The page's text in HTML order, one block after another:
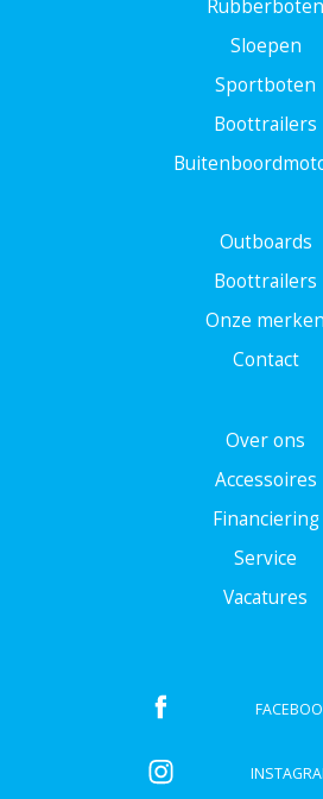
Rubberboten
Sloepen
Sportboten
Boottrailers
Outboards
Boottrailers
Onze merken
Contact
Over ons
Accessoires
Financiering
Service
Vacatures